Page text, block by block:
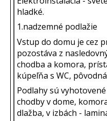
hladké.
1.nadzemné podlažie
Vstup do domu je cez
pozostáva z
chodba a komora,
kúpeľňa s WC,
Podlahy sú
chodby v dome,
dlažba, v izbách -